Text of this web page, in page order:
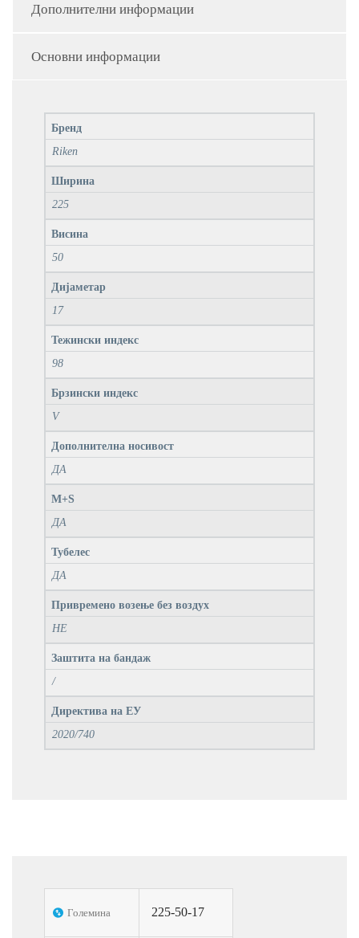
Дополнителни информации
Основни информации
Бренд
Riken
Ширина
225
Висина
50
Дијаметар
17
Тежински индекс
98
Брзински индекс
V
Дополнителна носивост
ДА
M+S
ДА
Тубелес
ДА
Привремено возење без воздух
НЕ
Заштита на бандаж
/
Директива на ЕУ
2020/740
Големина 225-50-17